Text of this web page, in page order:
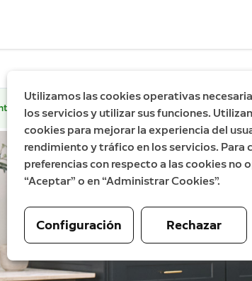
Utilizamos las cookies operativas
los servicios y utilizar sus funciones.
cookies para mejorar la experiencia del
rendimiento y tráfico en los servicios. Para
preferencias con respecto a las cookies no
“Aceptar” o en “Administrar Cookies”.
Configuración Rechazar